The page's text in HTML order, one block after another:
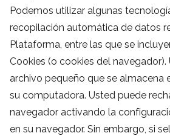
Podemos utilizar algunas
recopilación automática de datos
Plataforma, entre las que se
Cookies (o cookies del navegador).
archivo pequeño que se almacena
su computadora. Usted puede
navegador activando la
en su navegador. Sin embargo, si